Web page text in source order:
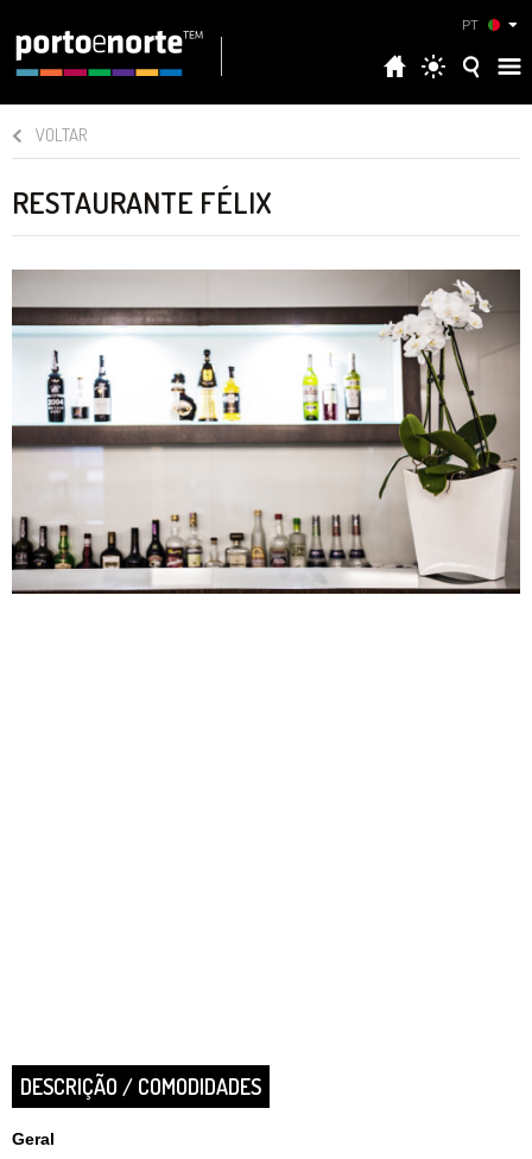
PT
VOLTAR
RESTAURANTE FÉLIX
DESCRIÇÃO / COMODIDADES
Geral